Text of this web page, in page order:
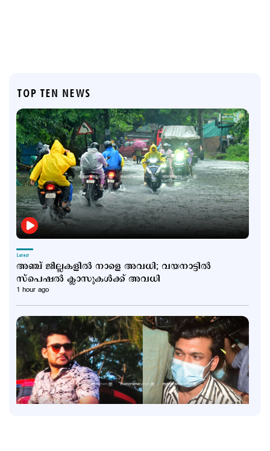
TOP TEN NEWS
Latest
അഞ്ച് ജില്ലകളില്‍ നാളെ അവധി; വയനാട്ടില്‍
സ്പെഷല്‍ ക്ലാസുകള്‍ക്ക് അവധി
1 hour ago